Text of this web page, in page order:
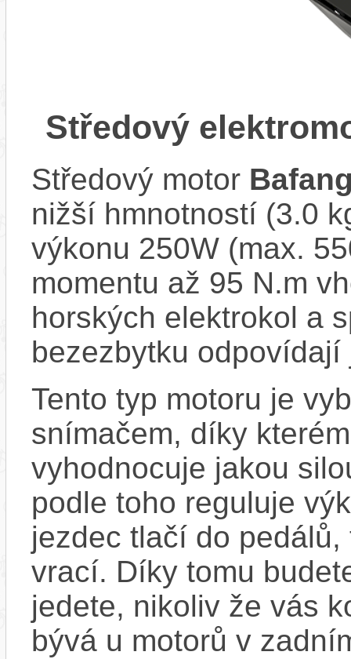
Středový
Středový motor
nižší hmnotností (3.0
výkonu 250W (max.
momentu až 95 N.m
horských elektrokol a
bezezbytku odpovídají
Tento typ motoru je
snímačem, díky
vyhodnocuje jakou
podle toho reguluje
jezdec tlačí do
vrací. Díky tomu
jedete, nikoliv že vás
bývá u motorů v